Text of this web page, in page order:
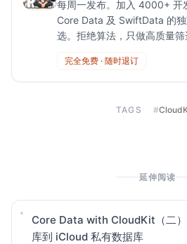
每周一发布。加入 4000+ 开
Core Data 及 SwiftData 的
选。拒绝算法，只做高质量筛
完全免费 · 随时退订
TAGS #
延伸阅读
Core Data with CloudKit（二
库到 iCloud 私有数据库